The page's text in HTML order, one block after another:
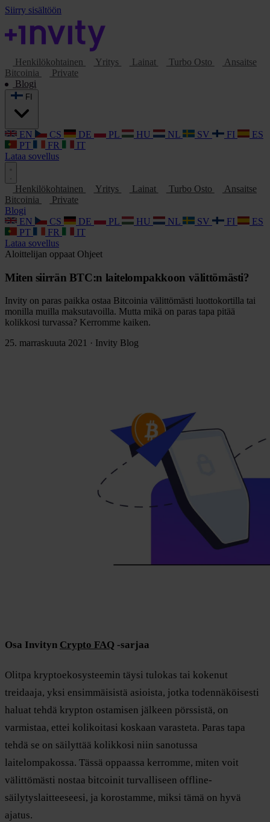
Siirry sisältöön
Henkilökohtainen Yritys Lainat Turbo Osto
Ansaitse
Bitcoinia
Private
Blogi
EN CS DE PL HU NL SV FI
ES
PT
FR
IT
Lataa sovellus
Henkilökohtainen Yritys Lainat Turbo Osto
Ansaitse
Bitcoinia
Private
Blogi
EN
CS DE PL HU NL SV FI
ES
PT
FR
IT
Lataa sovellus
Aloittelijan oppaat Ohjeet
Miten siirrän BTC:n laitelompakkoon välittömästi?
Invity on paras paikka ostaa Bitcoinia välittömästi luottokortilla tai
monilla muilla maksutavoilla. Mutta mikä on paras tapa pitää
kolikkosi turvassa? Kerromme kaiken.
25. marraskuuta 2021 · Invity Blog
Osa Invityn Crypto FAQ -sarjaa
Olitpa kryptoekosysteemin täysi tulokas tai kokenut
treidaaja, yksi ensimmäisistä asioista, jotka todennäköisesti
haluat tehdä krypton ostamisen jälkeen pörssistä, on
varmistaa, ettei kolikoitasi koskaan varasteta. Paras tapa
tehdä se on säilyttää kolikkosi niin sanotussa
laitelompakossa. Tässä oppaassa kerromme, miten voit
välittömästi nostaa bitcoinit turvalliseen offline-
säilytyslaitteeseesi, ja korostamme, miksi tämä on hyvä
ajatus.